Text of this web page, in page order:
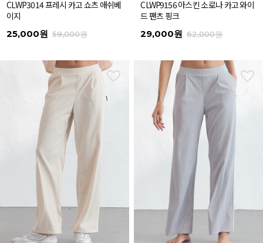
CLWP3014 프레시 카고 쇼츠 애쉬베
이지
25,000원 59,000원
CLWP9156 아스킨 소로나 카고 와이
드 팬츠 핑크
29,000원 62,000원